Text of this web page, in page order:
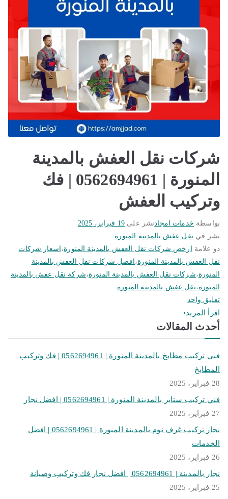
شركات نقل العفش بالمدينة
المنورة | 0562694961 | فك
وتركيب العفش
بواسطة خدمات امجادنشر على 19 فبراير، 2025
نشر في نقل عفش بالمدينة المنورة
ذو علامة
ارخص شركات نقل العفش بالمدينة المنورة، اسعار شركات
نقل العفش بالمدينة المنورة، افضل شركات نقل العفش بالمدينة
المنورة،شركات نقل العفش بالمدينة المنورة،شركة نقل عفش بالمدينة
المنورة،نقل عفش بالمدينة المنورة
تعليق واحد
شركات
نقل
العفش
بالمدينة
|
فك
وتركيب
اقرأ المزيد
أحدث المقالات
فني تركيب مطابخ بالمدينة المنورة | 0562694961 | فك وتركيب
المطابخ
28 فبراير، 2025
فني تركيب ستاير بالمدينة المنورة | 0562694961 | افضل نجار
27 فبراير، 2025
نجار تركيب غرف نوم بالمدينة المنورة | 0562694961 | افضل
الخدمات
26 فبراير، 2025
نجار بالمدينة | 0562694961 | افضل نجار فك وتركيب وصيانة
25 فبراير، 2025